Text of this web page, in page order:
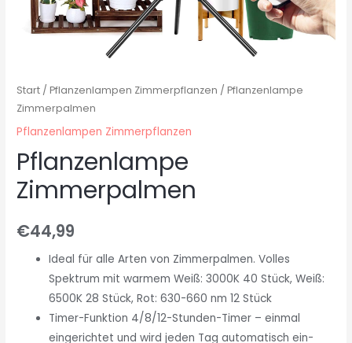
Start /Pflanzenlampen Zimmerpflanzen / Pflanzenlampe
Zimmerpalmen
Pflanzenlampen Zimmerpflanzen
Pflanzenlampe
Zimmerpalmen
€44,99
Ideal für alle Arten von Zimmerpalmen. Volles
Spektrum mit warmem Weiß: 3000K 40 Stück, Weiß:
6500K 28 Stück, Rot: 630-660 nm 12 Stück
Timer-Funktion 4/8/12-Stunden-Timer – einmal
eingerichtet und wird jeden Tag automatisch ein-